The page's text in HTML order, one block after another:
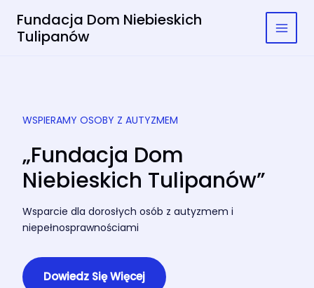
content
Fundacja Dom Niebieskich
Tulipanów
Main
WSPIERAMY OSOBY Z AUTYZMEM
„Fundacja Dom
Niebieskich Tulipanów”
Wsparcie dla dorosłych osób z autyzmem i
niepełnosprawnościami
Dowiedz Się Więcej